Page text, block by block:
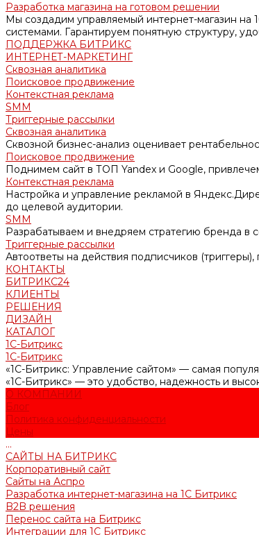
Разработка магазина на готовом решении
Мы создадим управляемый интернет-магазин на
системами. Гарантируем понятную структуру,
ПОДДЕРЖКА БИТРИКС
ИНТЕРНЕТ-МАРКЕТИНГ
Сквозная аналитика
Поисковое продвижение
Контекстная реклама
SMM
Триггерные рассылки
Сквозная аналитика
Сквозной бизнес-анализ оценивает
Поисковое продвижение
Поднимем сайт в ТОП Yandex и Google,
Контекстная реклама
Настройка и управление рекламой в
до целевой аудитории.
SMM
Разрабатываем и внедряем стратегию бренда в
Триггерные рассылки
Автоответы на действия подписчиков
КОНТАКТЫ
БИТРИКС24
КЛИЕНТЫ
РЕШЕНИЯ
ДИЗАЙН
КАТАЛОГ
1С-Битрикс
1С-Битрикс
«1С-Битрикс: Управление сайтом» — самая
«1С-Битрикс» — это удобство, надежность и
О КОМПАНИИ
Блог
Политика конфиденциальности
Цены
...
САЙТЫ НА БИТРИКС
Корпоративный сайт
Сайты на Аспро
Разработка интернет-магазина на 1С Битрикс
B2B решения
Перенос сайта на Битрикс
Интеграции для 1С Битрикс